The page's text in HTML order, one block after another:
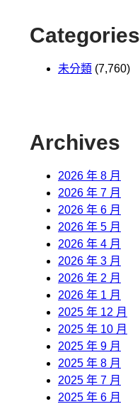
Categories
未分類 (7,760)
Archives
2026 年 8 月
2026 年 7 月
2026 年 6 月
2026 年 5 月
2026 年 4 月
2026 年 3 月
2026 年 2 月
2026 年 1 月
2025 年 12 月
2025 年 10 月
2025 年 9 月
2025 年 8 月
2025 年 7 月
2025 年 6 月